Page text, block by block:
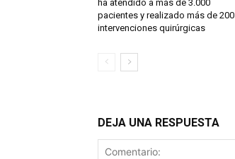
ha atendido a más de 3.000
pacientes y realizado más de 200
intervenciones quirúrgicas
DEJA UNA RESPUESTA